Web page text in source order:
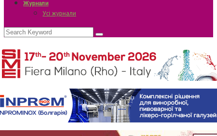
Журнали
Усі журнали